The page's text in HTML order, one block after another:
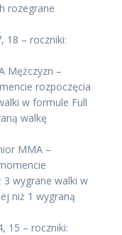
rozegrane
18 – roczniki:
Mężczyzn –
rozpoczęcia
w formule Full
walkę
MMA –
wygrane walki w
niż 1 wygraną
15 – roczniki: